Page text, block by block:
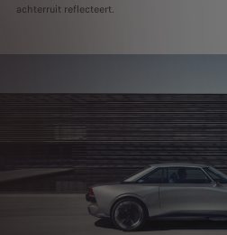
achterruit reflecteert.